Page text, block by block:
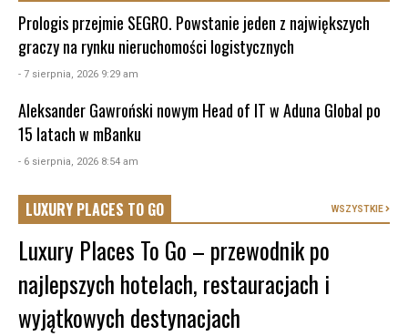
Prologis przejmie SEGRO. Powstanie jeden z największych
graczy na rynku nieruchomości logistycznych
- 7 sierpnia, 2026 9:29 am
Aleksander Gawroński nowym Head of IT w Aduna Global po
15 latach w mBanku
- 6 sierpnia, 2026 8:54 am
LUXURY PLACES TO GO WSZYSTKIE
Luxury Places To Go – przewodnik po
najlepszych hotelach, restauracjach i
wyjątkowych destynacjach